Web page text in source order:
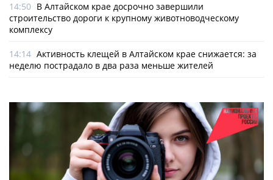
14:50 В Алтайском крае досрочно завершили
строительство дороги к крупному животноводческому
комплексу
14:14 Активность клещей в Алтайском крае снижается: за
неделю пострадало в два раза меньше жителей